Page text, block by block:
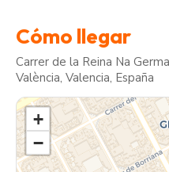
Cómo llegar
Carrer de la Reina Na
València, Valencia, España
+
−